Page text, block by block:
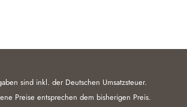
sind inkl. der Deutschen Umsatzsteuer.
Preise entsprechen dem bisherigen Preis.